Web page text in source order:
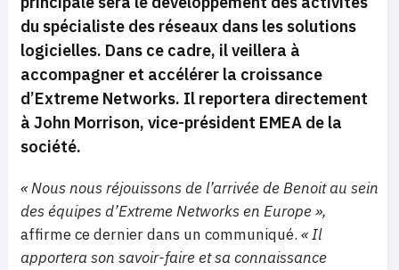
du spécialiste des réseaux dans les solutions
logicielles. Dans ce cadre, il veillera à
accompagner et accélérer la croissance
d’Extreme Networks. Il reportera directement
à John Morrison, vice-président EMEA de la
société.
« Nous nous réjouissons de l’arrivée de Benoit au sein
des équipes d’Extreme Networks en Europe »,
affirme ce dernier dans un communiqué. « Il
apportera son savoir-faire et sa connaissance